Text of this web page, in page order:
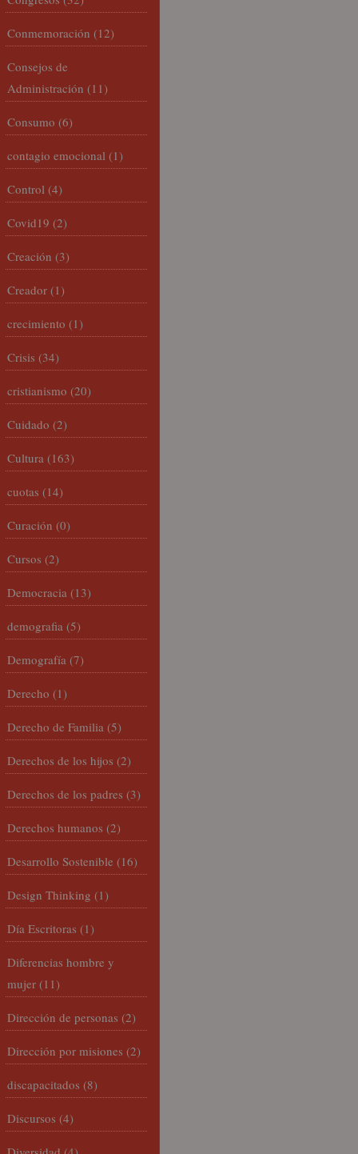
Conmemoración (12)
Consejos de
Administración (11)
Consumo (6)
contagio emocional (1)
Control (4)
Covid19 (2)
Creación (3)
Creador (1)
crecimiento (1)
Crisis (34)
cristianismo (20)
Cuidado (2)
Cultura (163)
cuotas (14)
Curación (0)
Cursos (2)
Democracia (13)
demografia (5)
Demografía (7)
Derecho (1)
Derecho de Familia (5)
Derechos de los hijos (2)
Derechos de los padres (3)
Derechos humanos (2)
Desarrollo Sostenible (16)
Design Thinking (1)
Día Escritoras (1)
Diferencias hombre y
mujer (11)
Dirección de personas (2)
Dirección por misiones (2)
discapacitados (8)
Discursos (4)